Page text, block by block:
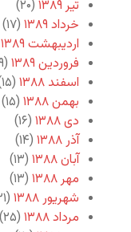
تیر ۱۳۸۹
(۲۰)
خرداد ۱۳۸۹
(۱۷)
اردیبهشت ۱۳۸۹
فروردین ۱۳۸۹
(۹)
اسفند ۱۳۸۸
(۱۵)
بهمن ۱۳۸۸
(۱۵)
دی ۱۳۸۸
(۱۶)
آذر ۱۳۸۸
(۱۴)
آبان ۱۳۸۸
(۱۳)
مهر ۱۳۸۸
(۱۳)
شهریور ۱۳۸۸
(۲۱)
مرداد ۱۳۸۸
(۲۵)